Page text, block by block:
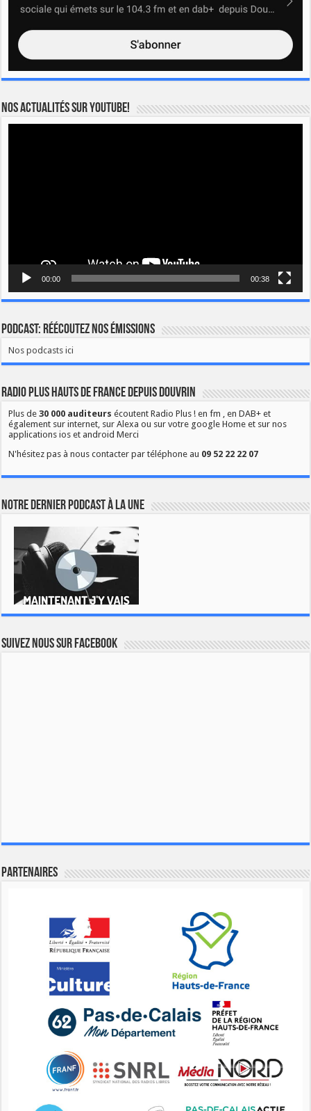
Nos actualités sur YOUTUBE!
00:00 00:38
Podcast: Réécoutez nos émissions
Nos podcasts ici
Radio Plus Hauts de France depuis Douvrin
Plus de30 000 auditeurs écoutent Radio Plus ! en fm , en DAB+ et
également sur internet, sur Alexa ou sur votre google Home et sur nos
applications ios et android Merci
N'hésitez pas à nous contacter par téléphone au 09 52 22 22 07
Notre dernier podcast à la une
Suivez nous sur Facebook
Partenaires